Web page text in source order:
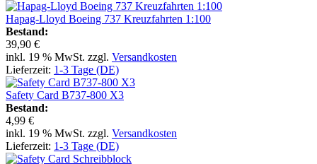
Hapag-Lloyd Boeing 737 Kreuzfahrten 1:100
Bestand:
39,90 €
inkl. 19 % MwSt. zzgl. Versandkosten
Lieferzeit: 1-3 Tage (DE)
Safety Card B737-800 X3
Bestand:
4,99 €
inkl. 19 % MwSt. zzgl. Versandkosten
Lieferzeit: 1-3 Tage (DE)